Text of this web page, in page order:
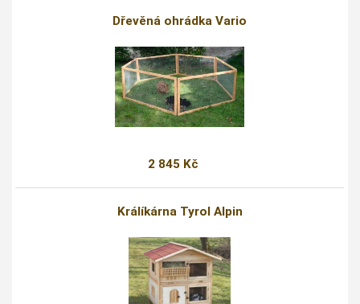
Dřevěná ohrádka Vario
2 845 Kč
Králíkárna Tyrol Alpin